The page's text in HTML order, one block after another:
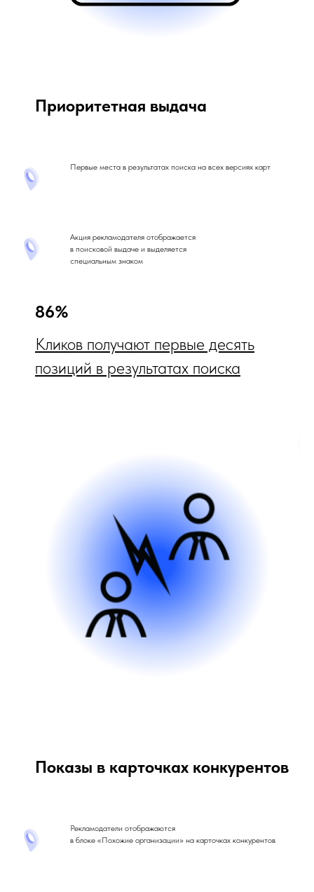
Приоритетная выдача
Первые места в результатах поиска на всех версиях карт
Акция рекламодателя отображается
в поисковой выдаче и выделяется
специальным знаком
86%
Кликов получают первые десять
позиций в результатах поиска
Показы в карточках конкурентов
Рекламодатели отображаются
в блоке «Похожие организации» на карточках конкурентов